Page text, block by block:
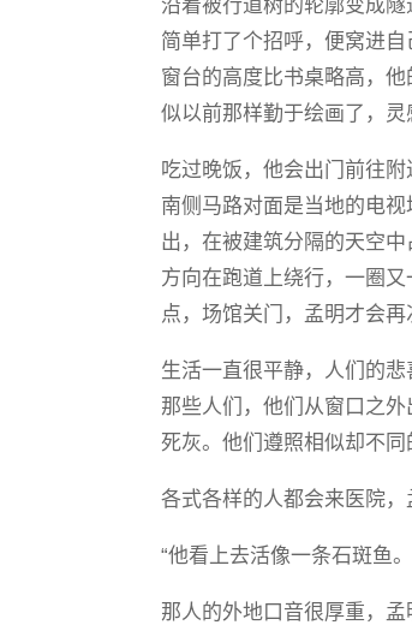
沿着被行道树的轮廓变成
简单打了个招呼，便窝进
窗台的高度比书桌略高，
似以前那样勤于绘画了，
吃过晚饭，他会出门前往
南侧马路对面是当地的电
出，在被建筑分隔的天空
方向在跑道上绕行，一圈
点，场馆关门，孟明才会再
生活一直很平静，人们的
那些人们，他们从窗口之
死灰。他们遵照相似却不
各式各样的人都会来医院
“他看上去活像一条石斑鱼。
那人的外地口音很厚重，